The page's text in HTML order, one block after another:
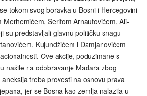
tokom svog boravka u Bosni i Hercegovini
Merhemićem, Šerifom Arnautovićem, Ali-
su predstavljali glavnu političku snagu
Kujundžićem i Damjanovićem
Ove akcije, poduzimane s
našile na odobravanje Mađara zbog
treba provesti na osnovu prava
jer se Bosna kao zemlja nalazila u